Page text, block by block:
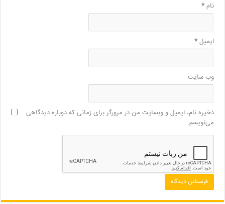
نام*
ایمیل*
وب‌ سایت
ذخیره نام، ایمیل و وبسایت من در مرورگر برای زمانی که دوباره دیدگاهی
می‌نویسم.